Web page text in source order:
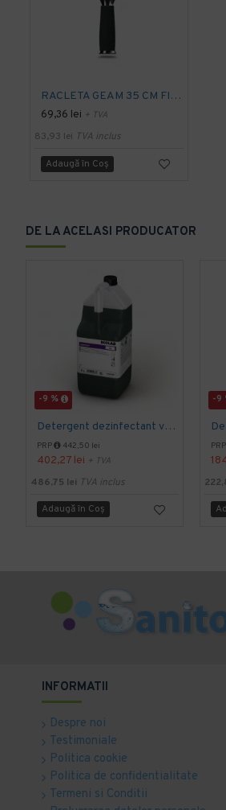
RACLETA GEAM 35 CM FILMOP LINE
69,36 lei + TVA
83,93 lei TVA inclus
Adaugă în Coş
DE LA ACELASI PRODUCATOR
-9 %
Detergent dezinfectant vase manual, ASEPTOPOL EL 76 5L Ecolab
PRP 442,50 lei
402,27 lei + TVA
486,75 lei TVA inclus
Adaugă în Coş
-9
PRP
INFORMATII
Despre noi
Testimoniale
Politica cookie
Politica de confidentialitate
Termeni si Conditii